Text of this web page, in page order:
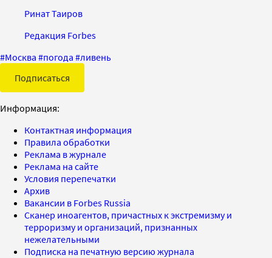
Ринат Таиров
Редакция Forbes
#Москва #погода #ливень
Подписаться
Информация:
Контактная информация
Правила обработки
Реклама в журнале
Реклама на сайте
Условия перепечатки
Архив
Вакансии в Forbes Russia
Сканер иноагентов, причастных к экстремизму и
терроризму и организаций, признанных
нежелательными
Подписка на печатную версию журнала